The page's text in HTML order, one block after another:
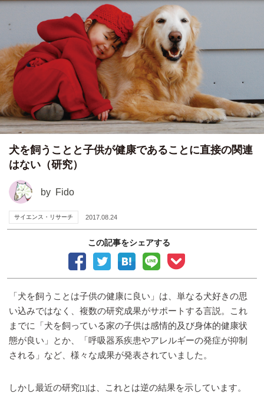
犬を飼うことと子供が健康であることに直接の関連
はない（研究）
by Fido
サイエンス・リサーチ 2017.08.24
この記事をシェアする
「犬を飼うことは子供の健康に良い」は、単なる犬好きの思
い込みではなく、複数の研究成果がサポートする言説。これ
までに「犬を飼っている家の子供は感情的及び身体的健康状
態が良い」とか、「呼吸器系疾患やアレルギーの発症が抑制
される」など、様々な成果が発表されていました。
しかし最近の研究[1]は、これとは逆の結果を示しています。